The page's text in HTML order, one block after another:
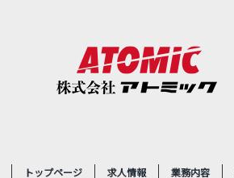
トップページ 求人情報 業務内容